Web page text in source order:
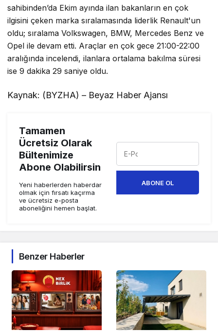
sahibinden’da Ekim ayında ilan bakanların en çok
ilgisini çeken marka sıralamasında liderlik Renault'un
oldu; sıralama Volkswagen, BMW, Mercedes Benz ve
Opel ile devam etti. Araçlar en çok gece 21:00-22:00
aralığında incelendi, ilanlara ortalama bakılma süresi
ise 9 dakika 29 saniye oldu.
Kaynak: (BYZHA) – Beyaz Haber Ajansı
Tamamen
Ücretsiz Olarak
Bültenimize
Abone Olabilirsin
Yeni haberlerden haberdar
olmak için fırsatı kaçırma
ve ücretsiz e-posta
aboneliğini hemen başlat.
ABONE OL
Benzer Haberler